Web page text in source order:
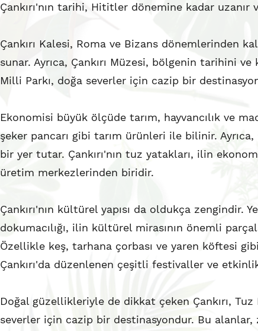
Çankırı'nın tarihi, Hititler dönemine kadar
Çankırı Kalesi, Roma ve Bizans dönemlerinden
sunar. Ayrıca, Çankırı Müzesi, bölgenin tarihini
Milli Parkı, doğa severler için cazip bir
Ekonomisi büyük ölçüde tarım, hayvancılık ve
şeker pancarı gibi tarım ürünleri ile bilinir.
bir yer tutar. Çankırı'nın tuz yatakları, ilin
üretim merkezlerinden biridir.
Çankırı'nın kültürel yapısı da oldukça zengindir.
dokumacılığı, ilin kültürel mirasının önemli
Özellikle keş, tarhana çorbası ve yaren köftesi
Çankırı'da düzenlenen çeşitli festivaller ve
Doğal güzellikleriyle de dikkat çeken Çankırı,
severler için cazip bir destinasyondur. Bu alanlar,